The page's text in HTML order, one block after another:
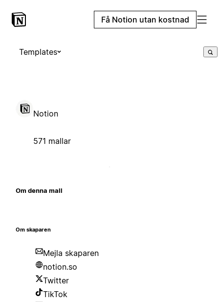
Få Notion utan kostnad
Templates
Notion
571 mallar
Om denna mall
Om skaparen
Mejla skaparen
notion.so
Twitter
TikTok